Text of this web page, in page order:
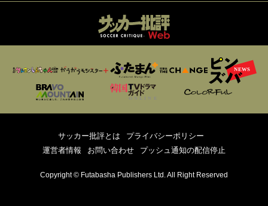
サッカー批評とは
プライバシーポリシー
運営者情報
お問い合わせ プッシュ通知の配信停止
Copyright © Futabasha Publishers Ltd. All Right Reserved